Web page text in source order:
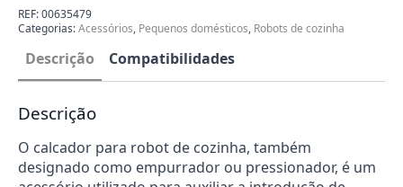
de
Cozinha
Bosch
00635479
REF:00635479
Categorias:Acessórios, Pequenos domésticos, Robots de cozinha
Descrição Compatibilidades
Descrição
O calcador para robot de cozinha, também
designado como empurrador ou pressionador, é um